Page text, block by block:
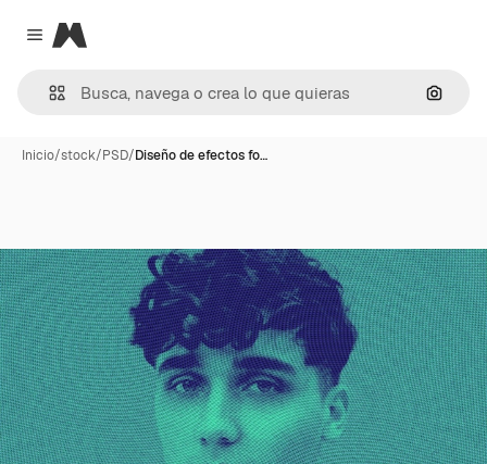
Close menu
Magnific
Inicio/stock/PSD/Diseño de efectos fo…